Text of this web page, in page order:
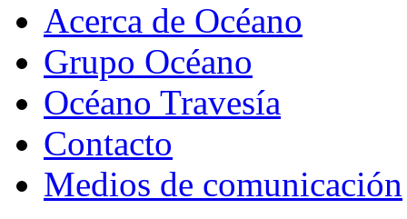
Acerca de Océano
Grupo Océano
Océano Travesía
Contacto
Medios de comunicación